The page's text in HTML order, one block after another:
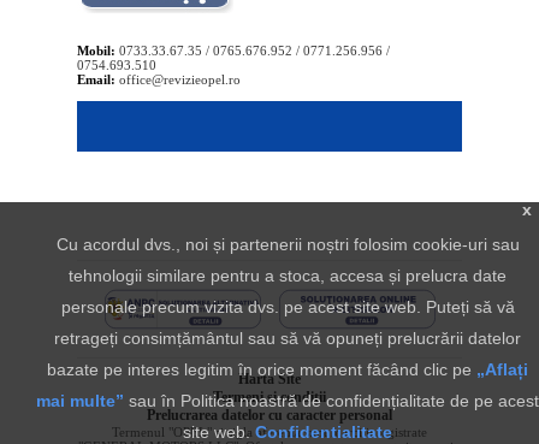
Mobil: 0733.33.67.35 / 0765.676.952 / 0771.256.956 /
0754.693.510
Email: office@revizieopel.ro
Harta Site
Termeni si conditii
Prelucrarea datelor cu caracter personal
Termenul "OPEL" si sigla aferenta sunt marci inregistrate
x
Cu acordul dvs., noi și partenerii noștri folosim cookie-uri sau
tehnologii similare pentru a stoca, accesa și prelucra date
personale precum vizita dvs. pe acest site web. Puteți să vă
retrageți consimțământul sau să vă opuneți prelucrării datelor
bazate pe interes legitim în orice moment făcând clic pe „Aflați
mai multe” sau în Politica noastră de confidențialitate de pe acest
site web.Confidentialitate